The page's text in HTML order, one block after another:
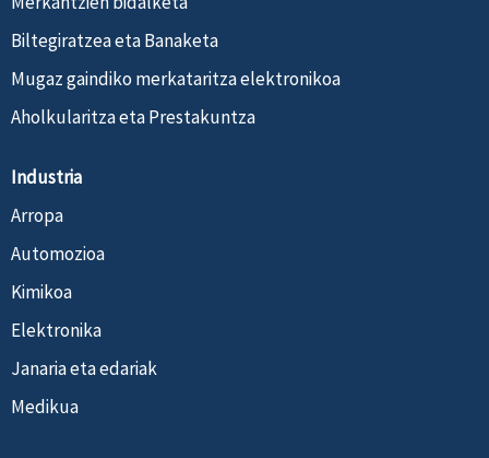
Biltegiratzea eta Banaketa
Mugaz gaindiko merkataritza elektronikoa
Aholkularitza eta Prestakuntza
Industria
Arropa
Automozioa
Kimikoa
Elektronika
Janaria eta edariak
Medikua